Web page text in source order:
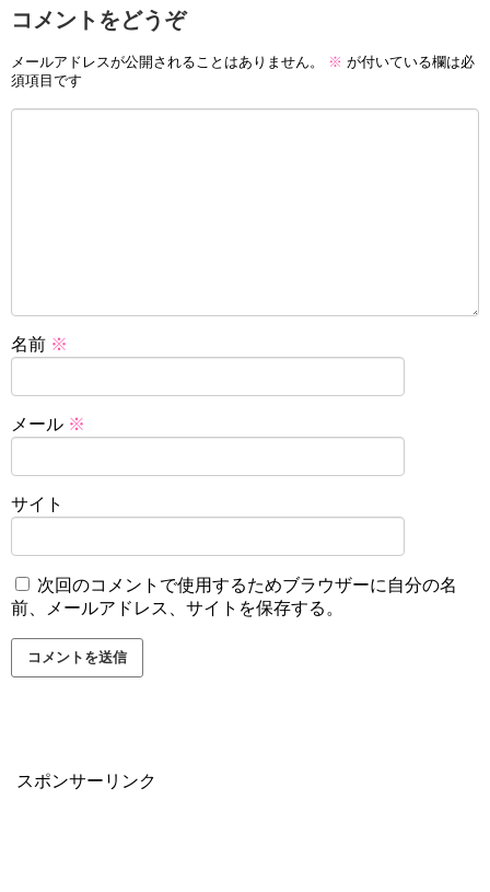
コメントをどうぞ
メールアドレスが公開されることはありません。 ※ が付いている欄は必
須項目です
名前 ※
メール ※
サイト
次回のコメントで使用するためブラウザーに自分の名
前、メールアドレス、サイトを保存する。
スポンサーリンク